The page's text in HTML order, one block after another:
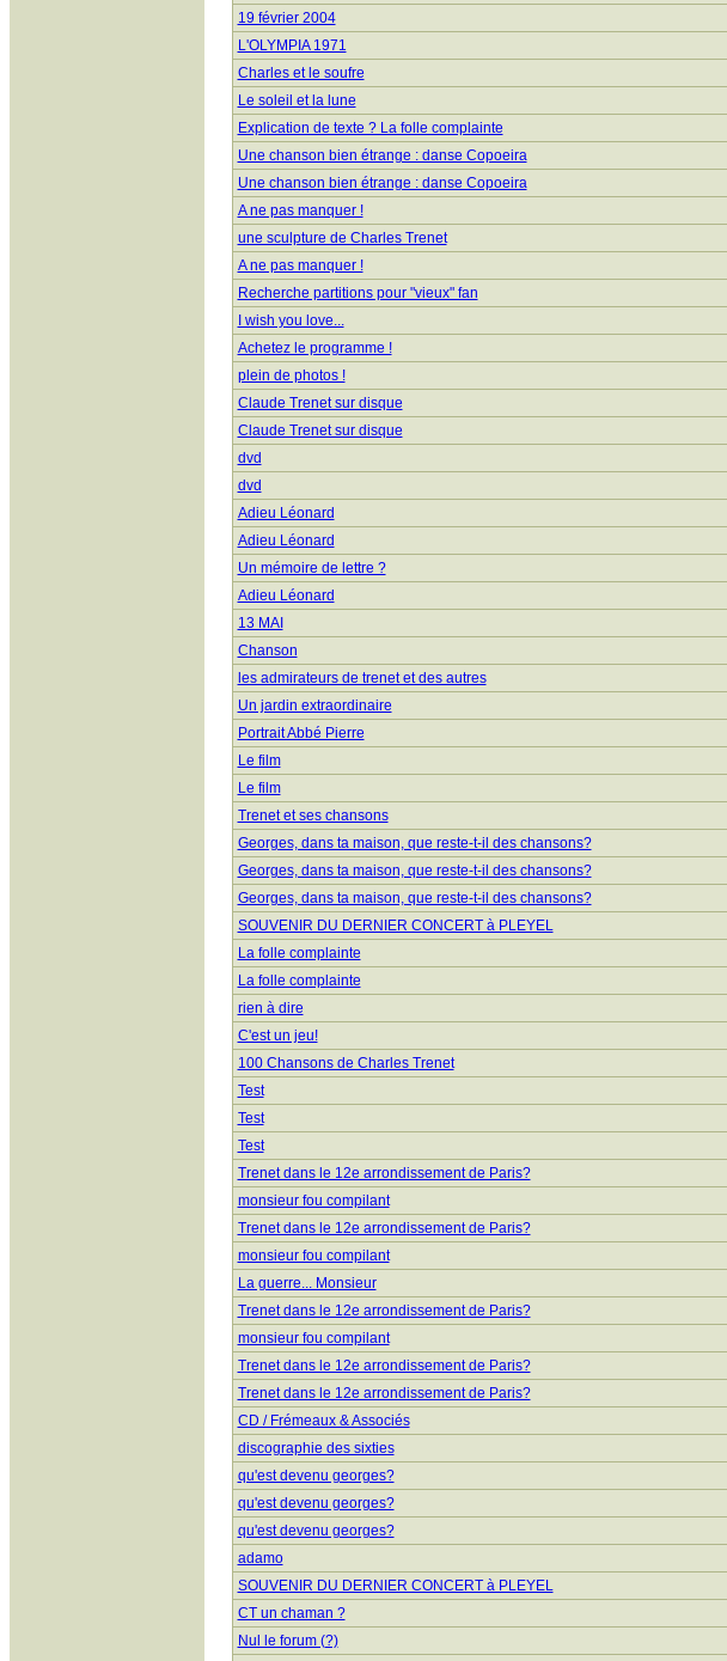
19 février 2004
L'OLYMPIA 1971
Charles et le soufre
Le soleil et la lune
Explication de texte ? La folle complainte
Une chanson bien étrange : danse Copoeira
Une chanson bien étrange : danse Copoeira
A ne pas manquer !
une sculpture de Charles Trenet
A ne pas manquer !
Recherche partitions pour "vieux" fan
I wish you love...
Achetez le programme !
plein de photos !
Claude Trenet sur disque
Claude Trenet sur disque
dvd
dvd
Adieu Léonard
Adieu Léonard
Un mémoire de lettre ?
Adieu Léonard
13 MAI
Chanson
les admirateurs de trenet et des autres
Un jardin extraordinaire
Portrait Abbé Pierre
Le film
Le film
Trenet et ses chansons
Georges, dans ta maison, que reste-t-il des chansons?
Georges, dans ta maison, que reste-t-il des chansons?
Georges, dans ta maison, que reste-t-il des chansons?
SOUVENIR DU DERNIER CONCERT à PLEYEL
La folle complainte
La folle complainte
rien à dire
C'est un jeu!
100 Chansons de Charles Trenet
Test
Test
Test
Trenet dans le 12e arrondissement de Paris?
monsieur fou compilant
Trenet dans le 12e arrondissement de Paris?
monsieur fou compilant
La guerre... Monsieur
Trenet dans le 12e arrondissement de Paris?
monsieur fou compilant
Trenet dans le 12e arrondissement de Paris?
Trenet dans le 12e arrondissement de Paris?
CD / Frémeaux & Associés
discographie des sixties
qu'est devenu georges?
qu'est devenu georges?
qu'est devenu georges?
adamo
SOUVENIR DU DERNIER CONCERT à PLEYEL
CT un chaman ?
Nul le forum (?)